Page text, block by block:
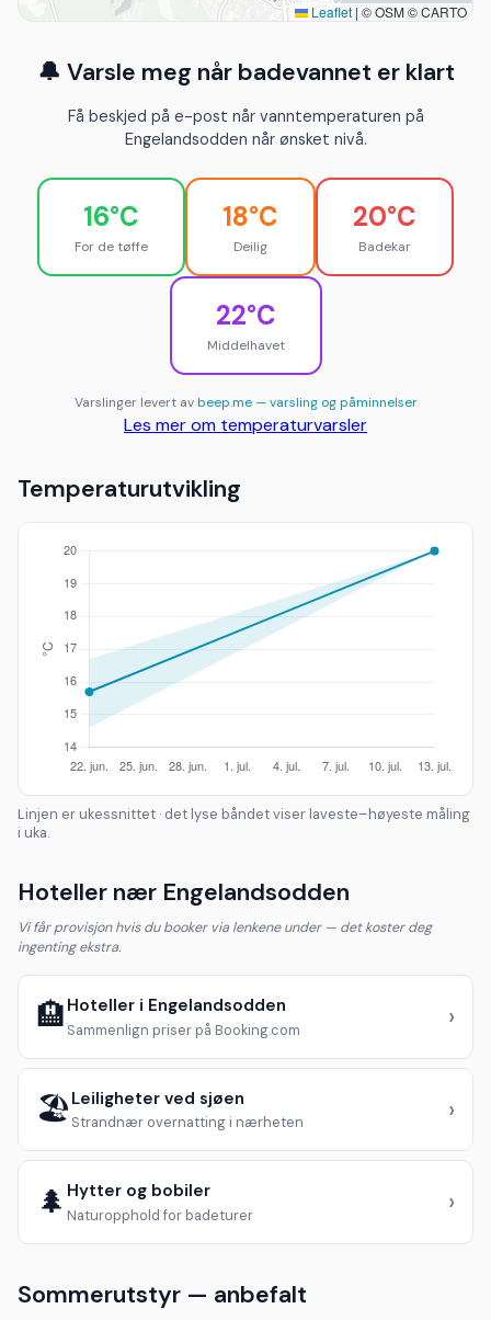
Leaflet | © OSM © CARTO
🔔 Varsle meg når badevannet er klart
Få beskjed på e-post når vanntemperaturen på
Engelandsodden når ønsket nivå.
16°C
For de tøffe
18°C
Deilig
20°C
Badekar
22°C
Middelhavet
Varslinger levert avbeep.me — varsling og påminnelser
Les mer om temperaturvarsler
Temperaturutvikling
Linjen er ukessnittet · det lyse båndet viser laveste–høyeste måling
i uka.
Hoteller nær Engelandsodden
Vi får provisjon hvis du booker via lenkene under — det koster deg
ingenting ekstra.
🏨 Hoteller i Engelandsodden
Sammenlign priser på Booking.com ›
🏖️ Leiligheter ved sjøen
Strandnær overnatting i nærheten ›
🌲 Hytter og bobiler
Naturopphold for badeturer ›
Sommerutstyr — anbefalt